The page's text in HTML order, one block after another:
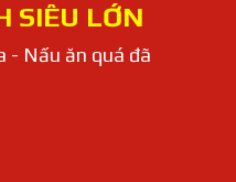
SIÊU LỚN
- Nấu ăn quá đã